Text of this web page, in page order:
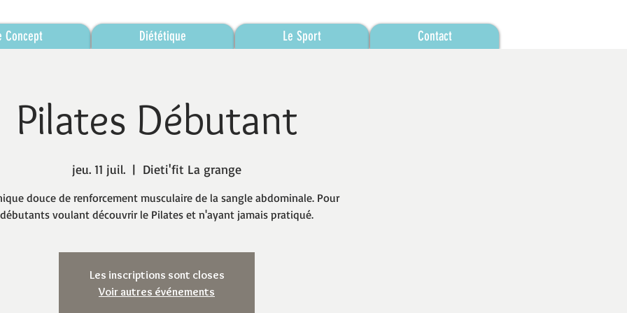
Concept Diététique Le Sport Contact
Pilates Débutant
jeu. 11 juil.
  |
Dieti'fit La grange
douce de renforcement musculaire de la sangle abdominale. Pour
débutants voulant découvrir le Pilates et n'ayant jamais pratiqué.
Les inscriptions sont closes
Voir autres événements